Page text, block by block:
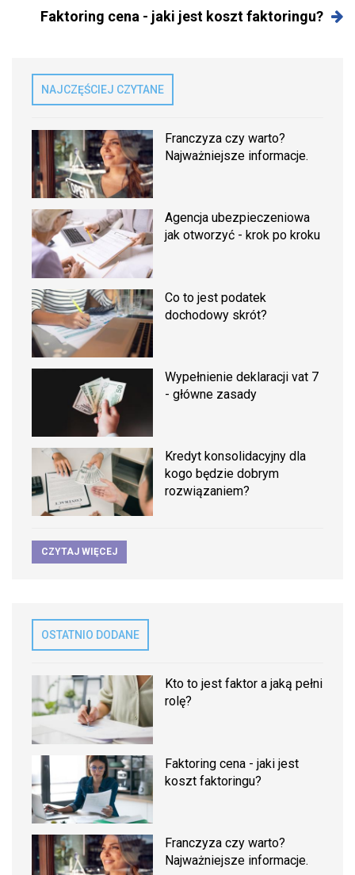
Faktoring cena - jaki jest koszt faktoringu?
NAJCZĘŚCIEJ CZYTANE
Franczyza czy warto?
Najważniejsze informacje.
Agencja ubezpieczeniowa
jak otworzyć - krok po kroku
Co to jest podatek
dochodowy skrót?
Wypełnienie deklaracji vat 7
- główne zasady
Kredyt konsolidacyjny dla
kogo będzie dobrym
rozwiązaniem?
CZYTAJ WIĘCEJ
OSTATNIO DODANE
Kto to jest faktor a jaką pełni
rolę?
Faktoring cena - jaki jest
koszt faktoringu?
Franczyza czy warto?
Najważniejsze informacje.